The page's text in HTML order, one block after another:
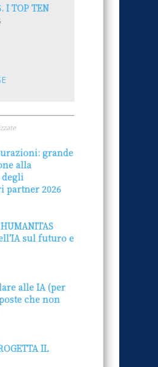
I TOP TEN
grande
alla
partner 2026
sul futuro e
alle IA (per
che non
IL